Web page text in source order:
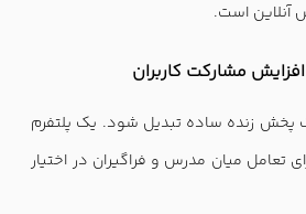
آنلاین است.
مشارکت کاربران
پخش زنده ساده تبدیل شود. یک پلتفرم
تعامل میان مدرس و فراگیران در اختیار